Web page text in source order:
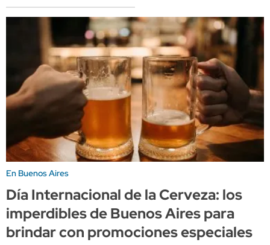
En Buenos Aires
Día Internacional de la Cerveza: los
imperdibles de Buenos Aires para
brindar con promociones especiales